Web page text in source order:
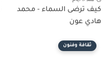
كيف ترضى السماء - محمد
هادي عون
ثقافة وفنون